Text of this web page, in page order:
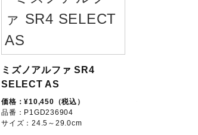
ミズノアルファ SR4
SELECT AS
価格：¥10,450（税込）
品番：P1GD236904
サイズ：24.5～29.0cm